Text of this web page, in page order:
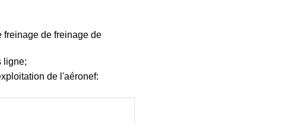
freinage de freinage de
ligne;
de l'aéronef: